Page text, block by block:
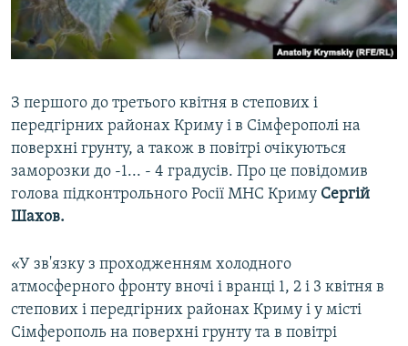
ВІДЕОУРОКИ «ELIFBE»
СВІДЧЕННЯ ОКУПАЦІЇ
ІНФОГРАФІКА
Русский
Qırımtatar
ДОЛУЧАЙСЯ!
Усі сайти RFE/RL
З першого до третього квітня в степових і
передгірних районах Криму і в Сімферополі на
поверхні грунту, а також в повітрі очікуються
заморозки до -1... - 4 градусів. Про це повідомив
голова підконтрольного Росії МНС Криму Сергій
Шахов.
«У зв'язку з проходженням холодного
атмосферного фронту вночі і вранці 1, 2 і 3 квітня в
степових і передгірних районах Криму і у місті
Сімферополь на поверхні грунту та в повітрі